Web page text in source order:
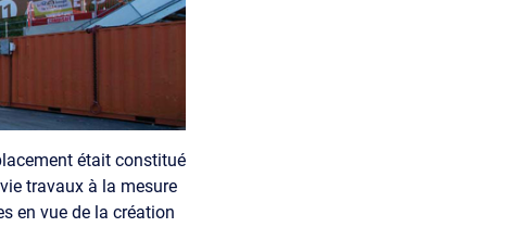
était constitué
travaux à la mesure
en vue de la création